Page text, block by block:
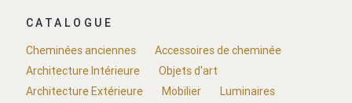
CATALOGUE
Cheminées anciennes
Accessoires de cheminée
Architecture Intérieure
Objets d'art
Architecture Extérieure
Mobilier
Luminaires